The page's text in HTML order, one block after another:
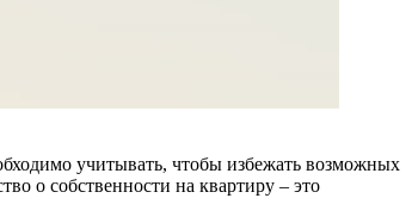
учитывать, чтобы избежать возможных
о собственности на квартиру – это